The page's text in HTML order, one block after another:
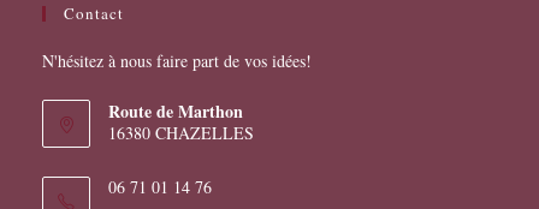
Contact
N'hésitez à nous faire part de vos idées!
Route de Marthon
16380 CHAZELLES
06 71 01 14 76